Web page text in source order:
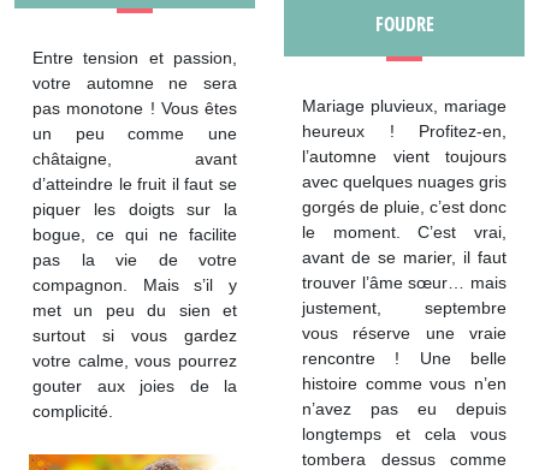
Entre tension et passion,
votre automne ne sera
pas monotone ! Vous êtes
un peu comme une
châtaigne, avant
d’atteindre le fruit il faut se
piquer les doigts sur la
bogue, ce qui ne facilite
pas la vie de votre
compagnon. Mais s’il y
met un peu du sien et
surtout si vous gardez
votre calme, vous pourrez
gouter aux joies de la
complicité.
FOUDRE
Mariage pluvieux, mariage
heureux ! Profitez-en,
l’automne vient toujours
avec quelques nuages gris
gorgés de pluie, c’est donc
le moment. C’est vrai,
avant de se marier, il faut
trouver l’âme sœur… mais
justement, septembre
vous réserve une vraie
rencontre ! Une belle
histoire comme vous n’en
n’avez pas eu depuis
longtemps et cela vous
tombera dessus comme